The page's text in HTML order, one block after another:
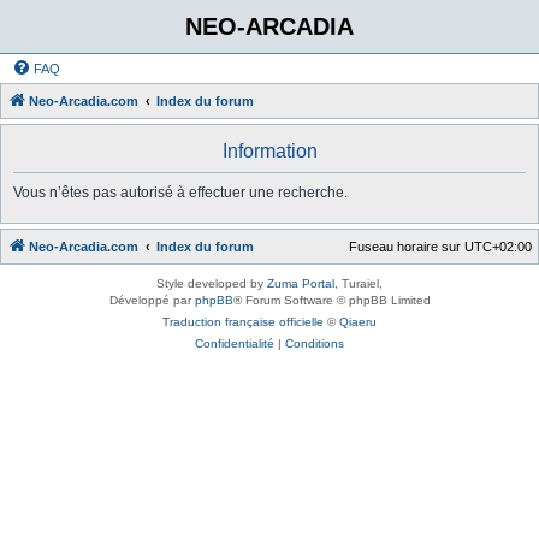
NEO-ARCADIA
FAQ
Neo-Arcadia.com Index du forum
Information
Vous n’êtes pas autorisé à effectuer une recherche.
Neo-Arcadia.com Index du forum Fuseau horaire sur UTC+02:00
Style developed by Zuma Portal , Turaiel,
Développé parphpBB® Forum Software © phpBB Limited
Traduction française officielle ©Qiaeru
Confidentialité | Conditions